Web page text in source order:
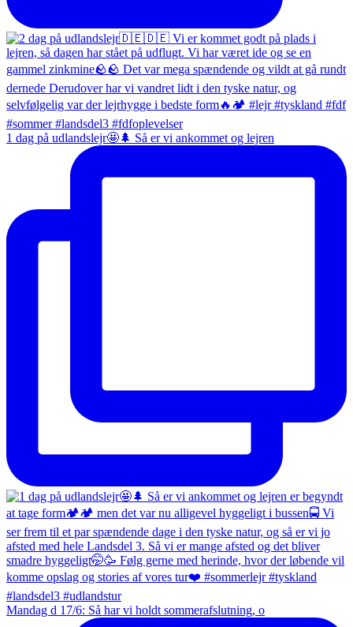
1 dag på udlandslejr🤩🌲 Så er vi ankommet og lejren
Mandag d 17/6: Så har vi holdt sommerafslutning, o